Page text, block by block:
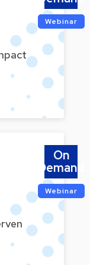
Webinar
On
Demand
Webinar